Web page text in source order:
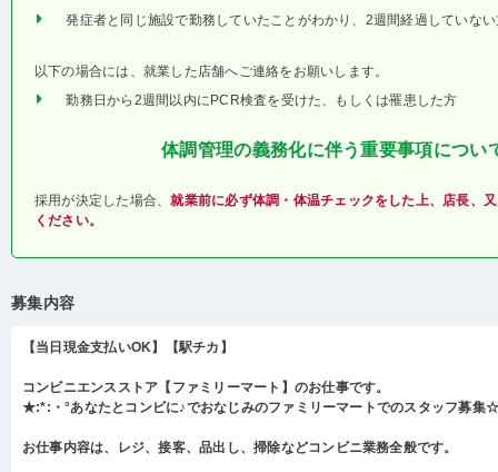
発症者と同じ施設で勤務していたことがわかり、2週間経過していな
以下の場合には、就業した店舗へご連絡をお願いします。
勤務日から2週間以内にPCR検査を受けた、もしくは罹患した方
体調管理の義務化に伴う重要事項につい
採用が決定した場合、就業前に必ず体調・体温チェックをした上、店長、
ください。
募集内容
【当日現金支払いOK】【駅チカ】
コンビニエンスストア【ファミリーマート】のお仕事です。
★:*:・°あなたとコンビに♪でおなじみのファミリーマートでのスタッフ募集
お仕事内容は、レジ、接客、品出し、掃除などコンビニ業務全般です。